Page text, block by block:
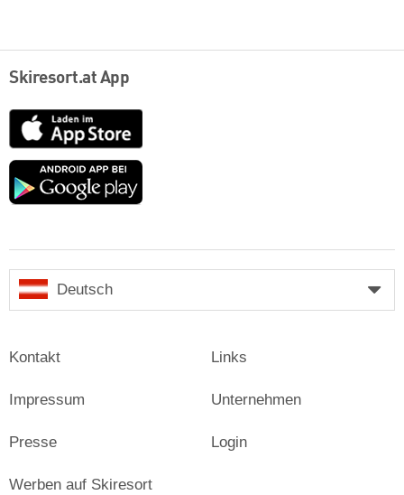
Skiresort.at App
App
Store
Google
Deutsch
Kontakt
Impressum
Presse
Links
Unternehmen
Login
Werben auf Skiresort